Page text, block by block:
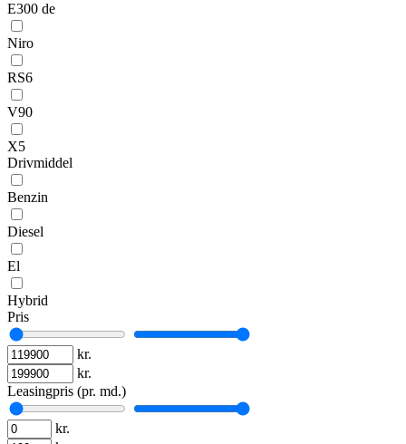
E300 de
Niro
RS6
V90
X5
Drivmiddel
Benzin
Diesel
El
Hybrid
Pris
kr.
kr.
Leasingpris (pr. md.)
kr.